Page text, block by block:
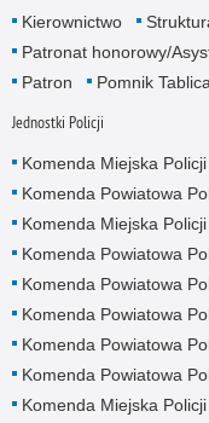
Kierownictwo
Patronat honorowy/
Patron
Pomnik
Jednostki Policji
Komenda Miejska
Komenda Powiatowa
Komenda Miejska Policji
Komenda Powiatowa
Komenda Powiatowa
Komenda Powiatowa
Komenda Powiatowa
Komenda Powiatowa
Komenda Miejska